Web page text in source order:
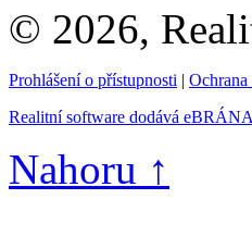
© 2026,
Prohlášení o přístupnosti | Ochrana
Realitní software dodává eBRÁNA
Nahoru ↑